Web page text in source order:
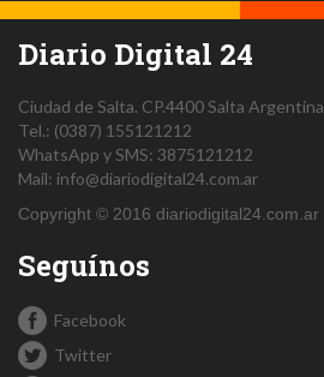
Diario Digital 24
Ciudad de Salta. CP.4400Salta Argentina
Tel.: (0387) 155121212
WhatsApp y SMS: 3875121212
Mail: info@diariodigital24.com.ar
Copyright © 2016 diariodigital24.com.ar
Seguínos
Facebook
Twitter